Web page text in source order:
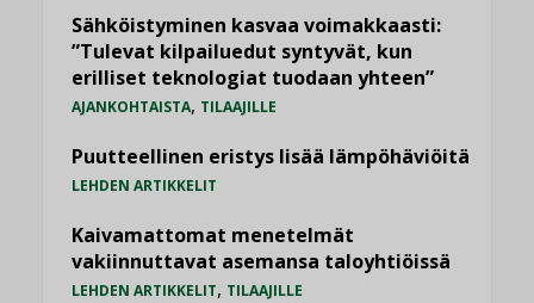
Sähköistyminen kasvaa voimakkaasti:
”Tulevat kilpailuedut syntyvät, kun
erilliset teknologiat tuodaan yhteen”
AJANKOHTAISTA, TILAAJILLE
Puutteellinen eristys lisää lämpöhäviöitä
LEHDEN ARTIKKELIT
Kaivamattomat menetelmät
vakiinnuttavat asemansa taloyhtiöissä
LEHDEN ARTIKKELIT, TILAAJILLE